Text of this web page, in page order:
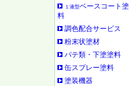
１液型ベースコート塗
料
調色配合サービス
粉末状塗材
パテ類・下塗塗料
缶スプレー塗料
塗装機器